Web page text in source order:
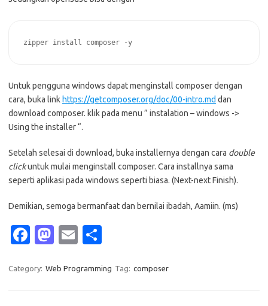
zipper install composer -y
Untuk pengguna windows dapat menginstall composer dengan
cara, buka link https://getcomposer.org/doc/00-intro.md dan
download composer. klik pada menu ” instalation – windows ->
Using the installer “.
Setelah selesai di download, buka installernya dengan cara double
clickuntuk mulai menginstall composer. Cara installnya sama
seperti aplikasi pada windows seperti biasa. (Next-next Finish).
Demikian, semoga bermanfaat dan bernilai ibadah, Aamiin. (ms)
Fa
e
M
t
E
ail ar
Category: Web Programming Tag: composer